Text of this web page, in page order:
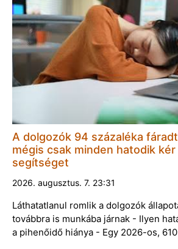
A dolgozók 94 százaléka
mégis csak minden hatodik
segítséget
2026. augusztus. 7. 23:31
Láthatatlanul romlik a dolgozók
továbbra is munkába járnak - Ilyen
a pihenőidő hiánya - Egy 2026-os,